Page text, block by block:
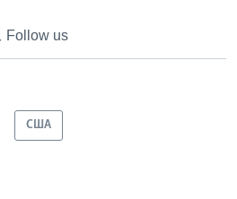
Follow us
США